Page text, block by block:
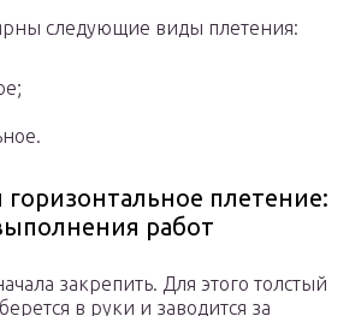
следующие виды плетения:
горизонтальное плетение:
работ
закрепить. Для этого толстый
в руки и заводится за